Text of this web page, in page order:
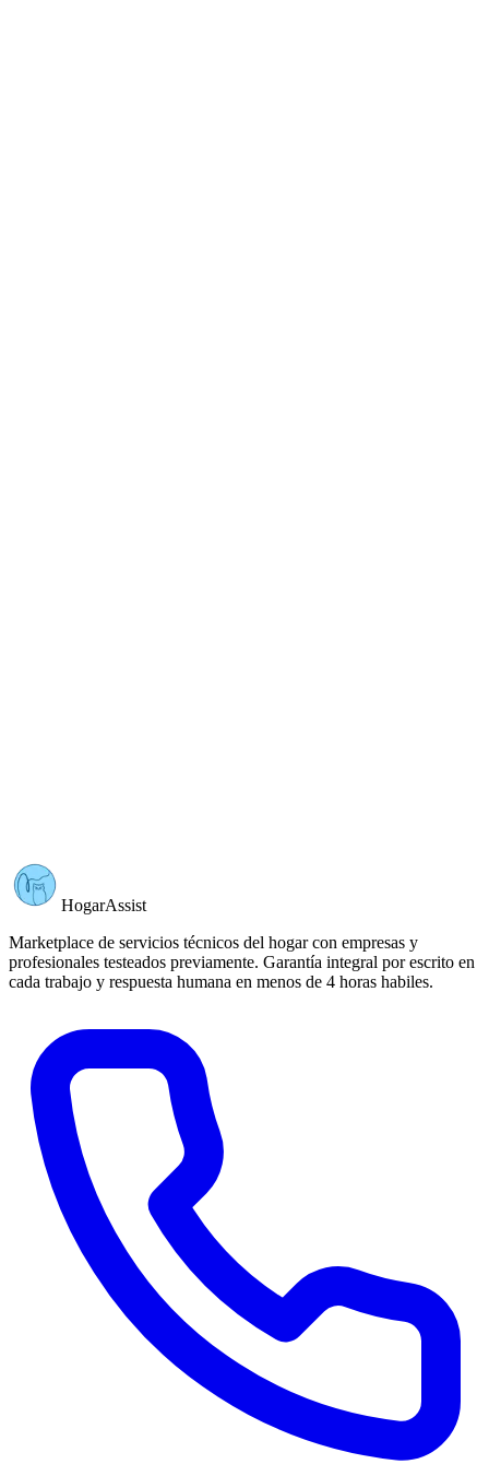
HogarAssist
Marketplace de servicios técnicos del hogar con empresas y
profesionales testeados previamente. Garantía integral por escrito en
cada trabajo y respuesta humana en menos de 4 horas habiles.